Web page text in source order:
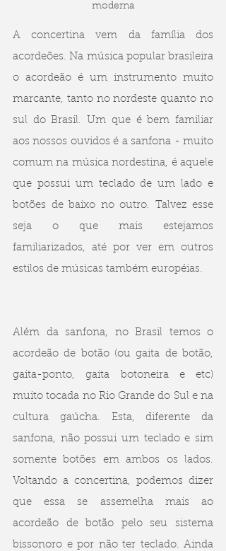
moderna
A concertina vem da família dos
acordeões. Na música popular brasileira
o acordeão é um instrumento muito
marcante, tanto no nordeste quanto no
sul do Brasil. Um que é bem familiar
aos nossos ouvidos é a sanfona - muito
comum na música nordestina, é aquele
que possui um teclado de um lado e
botões de baixo no outro. Talvez esse
seja o que mais estejamos
familiarizados, até por ver em outros
estilos de músicas também européias.
Além da sanfona, no Brasil temos o
acordeão de botão (ou gaita de botão,
gaita-ponto, gaita botoneira e etc)
muito tocada no Rio Grande do Sul e na
cultura gaúcha. Esta, diferente da
sanfona, não possui um teclado e sim
somente botões em ambos os lados.
Voltando a concertina, podemos dizer
que essa se assemelha mais ao
acordeão de botão pelo seu sistema
bissonoro e por não ter teclado. Ainda